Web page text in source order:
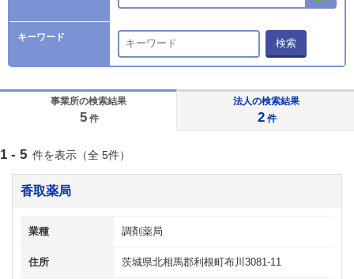
キーワード 検索
事業所の検索結果
5 件
法人の検索結果
2 件
1 - 5 件を表示（全 5件）
香取薬局
業種 調剤薬局
住所 茨城県北相馬郡利根町布川3081-11